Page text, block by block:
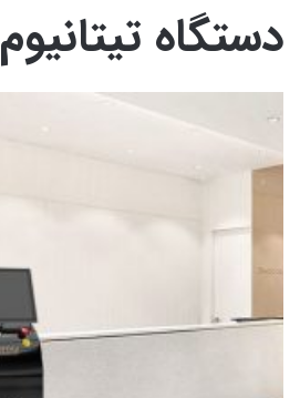
دستگاه تیتانیوم